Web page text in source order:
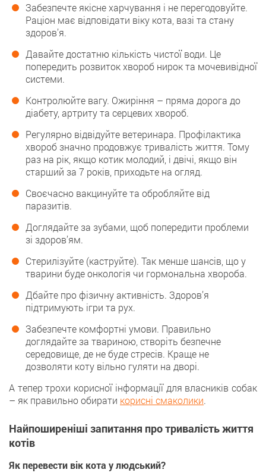
Забезпечте якісне харчування і не перегодовуйте.
Раціон має відповідати віку кота, вазі та стану
здоров’я.
Давайте достатню кількість чистої води. Це
попередить розвиток хвороб нирок та мочевивідної
системи.
Контролюйте вагу. Ожиріння – пряма дорога до
діабету, артриту та серцевих хвороб.
Регулярно відвідуйте ветеринара. Профілактика
хвороб значно продовжує тривалість життя. Тому
раз на рік, якщо котик молодий, і двічі, якщо він
старший за 7 років, приходьте на огляд.
Своєчасно вакцинуйте та обробляйте від
паразитів.
Доглядайте за зубами, щоб попередити проблеми
зі здоров’ям.
Стерилізуйте (каструйте). Так менше шансів, що у
тварини буде онкологія чи гормональна хвороба.
Дбайте про фізичну активність. Здоров’я
підтримують ігри та рух.
Забезпечте комфортні умови. Правильно
доглядайте за твариною, створіть безпечне
середовище, де не буде стресів. Краще не
дозволяти коту вільно гуляти на дворі.
А тепер трохи корисної інформації для власників собак
– як правильно обирати корисні смаколики.
Найпоширеніші запитання про тривалість життя
котів
Як перевести вік кота у людський?